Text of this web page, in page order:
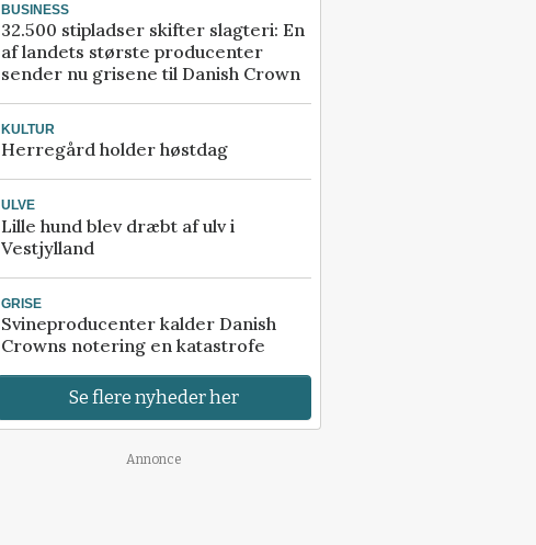
BUSINESS
32.500 stipladser skifter slagteri: En
af landets største producenter
sender nu grisene til Danish Crown
KULTUR
Herregård holder høstdag
ULVE
Lille hund blev dræbt af ulv i
Vestjylland
GRISE
Svineproducenter kalder Danish
Crowns notering en katastrofe
Se flere nyheder her
Annonce